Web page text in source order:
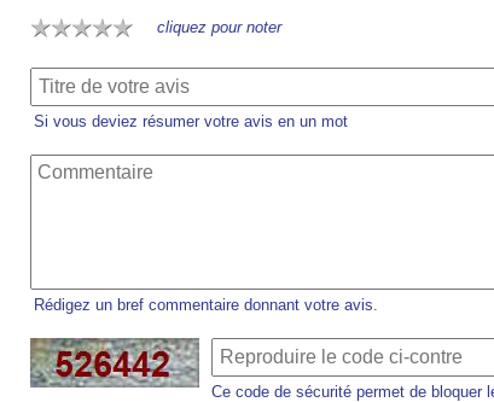
cliquez pour noter
Si vous deviez résumer votre avis en un mot
Rédigez un bref commentaire donnant votre avis.
Ce code de sécurité permet de bloquer